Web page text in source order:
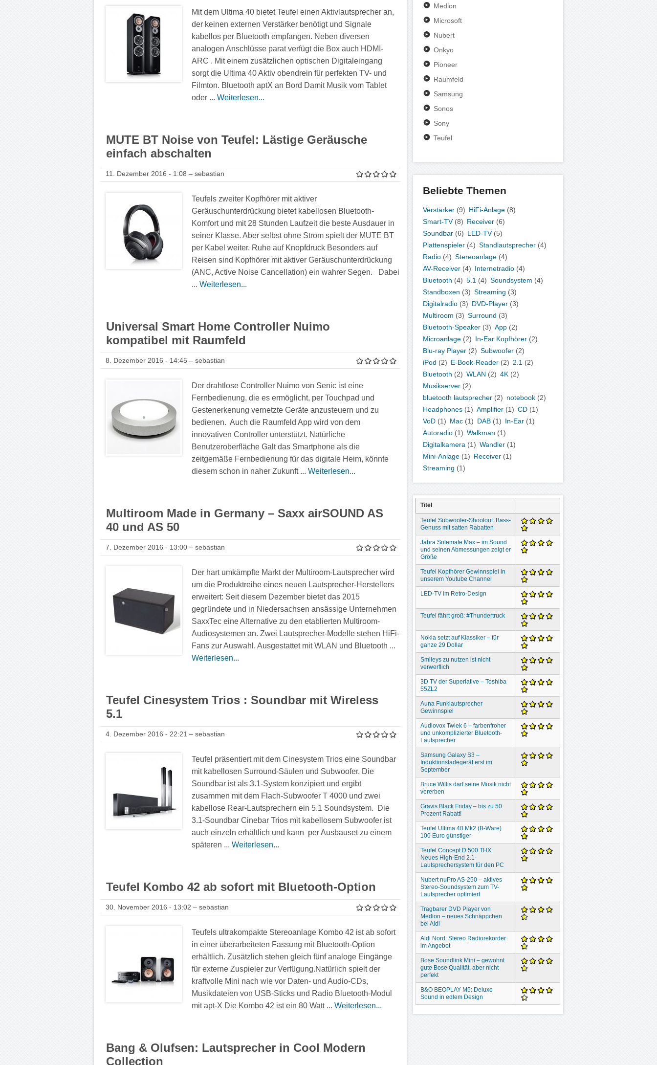
Mit dem Ultima 40 bietet Teufel einen Aktivlautsprecher an,
der keinen externen Verstärker benötigt und Signale
kabellos per Bluetooth empfangen. Neben diversen
analogen Anschlüsse parat verfügt die Box auch HDMI-
ARC . Mit einem zusätzlichen optischen Digitaleingang
sorgt die Ultima 40 Aktiv obendrein für perfekten TV- und
Filmton. Bluetooth aptX an Bord Damit Musik vom Tablet
oder ...Weiterlesen...
MUTE BT Noise von Teufel: Lästige Geräusche
einfach abschalten
11. Dezember 2016 - 1:08 – sebastian
Teufels zweiter Kopfhörer mit aktiver
Geräuschunterdrückung bietet kabellosen Bluetooth-
Komfort und mit 28 Stunden Laufzeit die beste Ausdauer in
seiner Klasse. Aber selbst ohne Strom spielt der MUTE BT
per Kabel weiter. Ruhe auf Knopfdruck Besonders auf
Reisen sind Kopfhörer mit aktiver Geräuschunterdrückung
(ANC, Active Noise Cancellation) ein wahrer Segen. Dabei
...Weiterlesen...
Universal Smart Home Controller Nuimo
kompatibel mit Raumfeld
8. Dezember 2016 - 14:45 – sebastian
Der drahtlose Controller Nuimo von Senic ist eine
Fernbedienung, die es ermöglicht, per Touchpad und
Gestenerkenung vernetzte Geräte anzusteuern und zu
bedienen. Auch die Raumfeld App wird von dem
innovativen Controller unterstützt. Natürliche
Benutzeroberfläche Galt das Smartphone als die
zeitgemäße Fernbedienung für das digitale Heim, könnte
diesem schon in naher Zukunft ...Weiterlesen...
Multiroom Made in Germany – Saxx airSOUND AS
40 und AS 50
7. Dezember 2016 - 13:00 – sebastian
Der hart umkämpfte Markt der Multiroom-Lautsprecher wird
um die Produktreihe eines neuen Lautsprecher-Herstellers
erweitert: Seit diesem Dezember bietet das 2015
gegründete und in Niedersachsen ansässige Unternehmen
SaxxTec eine Alternative zu den etablierten Multiroom-
Audiosystemen an. Zwei Lautsprecher-Modelle stehen HiFi-
Fans zur Auswahl. Ausgestattet mit WLAN und Bluetooth ...
Weiterlesen...
Teufel Cinesystem Trios : Soundbar mit Wireless
5.1
4. Dezember 2016 - 22:21 – sebastian
Teufel präsentiert mit dem Cinesystem Trios eine Soundbar
mit kabellosen Surround-Säulen und Subwoofer. Die
Soundbar ist als 3.1-System konzipiert und ergibt
zusammen mit dem Flach-Subwoofer T 4000 und zwei
kabellose Rear-Lautsprechern ein 5.1 Soundsystem. Die
3.1-Soundbar Cinebar Trios mit kabellosem Subwoofer ist
auch einzeln erhältlich und kann per Ausbauset zu einem
späteren ...Weiterlesen...
Teufel Kombo 42 ab sofort mit Bluetooth-Option
30. November 2016 - 13:02 – sebastian
Teufels ultrakompakte Stereoanlage Kombo 42 ist ab sofort
in einer überarbeiteten Fassung mit Bluetooth-Option
erhältlich. Zusätzlich stehen gleich fünf analoge Eingänge
für externe Zuspieler zur Verfügung.Natürlich spielt der
kraftvolle Mini nach wie vor Daten- und Audio-CDs,
Musikdateien von USB-Sticks und Radio Bluetooth-Modul
mit apt-X Die Kombo 42 ist ein 80 Watt ...Weiterlesen...
Bang & Olufsen: Lautsprecher in Cool Modern
Collection
Medion
Microsoft
Nubert
Onkyo
Pioneer
Raumfeld
Samsung
Sonos
Sony
Teufel
Beliebte Themen
Verstärker (9) HiFi-Anlage (8)
Smart-TV (8) Receiver (6)
Soundbar (6) LED-TV (5)
Plattenspieler (4) Standlautsprecher (4)
Radio (4) Stereoanlage (4)
AV-Receiver (4) Internetradio (4)
Bluetooth (4) 5.1 (4) Soundsystem (4)
Standboxen (3) Streaming (3)
Digitalradio (3) DVD-Player (3)
Multiroom (3) Surround (3)
Bluetooth-Speaker (3) App (2)
Microanlage (2) In-Ear Kopfhörer (2)
Blu-ray Player (2) Subwoofer (2)
iPod (2) E-Book-Reader (2) 2.1 (2)
Bluetooth (2) WLAN (2) 4K (2)
Musikserver (2)
bluetooth lautsprecher (2) notebook (2)
Headphones (1) Amplifier (1) CD (1)
VoD (1) Mac (1) DAB (1) In-Ear (1)
Autoradio (1) Walkman (1)
Digitalkamera (1) Wandler (1)
Mini-Anlage (1) Receiver (1)
Streaming (1)
Titel
Teufel Subwoofer-Shootout: Bass-
Genuss mit satten Rabatten
Jabra Solemate Max – im Sound
und seinen Abmessungen zeigt er
Größe
Teufel Kopfhörer Gewinnspiel in
unserem Youtube Channel
LED-TV im Retro-Design
Teufel fährt groß: #Thundertruck
Nokia setzt auf Klassiker – für
ganze 29 Dollar
Smileys zu nutzen ist nicht
verwerflich
3D TV der Superlative – Toshiba
55ZL2
Auna Funklautsprecher
Gewinnspiel
Audiovox Twiek 6 – farbenfroher
und unkomplizierter Bluetooth-
Lautsprecher
Samsung Galaxy S3 –
Induktionsladegerät erst im
September
Bruce Willis darf seine Musik nicht
vererben
Gravis Black Friday – bis zu 50
Prozent Rabatt!
Teufel Ultima 40 Mk2 (B-Ware)
100 Euro günstiger
Teufel Concept D 500 THX:
Neues High-End 2.1-
Lautsprechersystem für den PC
Nubert nuPro AS-250 – aktives
Stereo-Soundsystem zum TV-
Lautsprecher optimiert
Tragbarer DVD Player von
Medion – neues Schnäppchen
bei Aldi
Aldi Nord: Stereo Radiorekorder
im Angebot
Bose Soundlink Mini – gewohnt
gute Bose Qualität, aber nicht
perfekt
B&O BEOPLAY M5: Deluxe
Sound in edlem Design